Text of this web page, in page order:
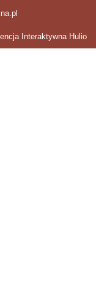
Interaktywna Hulio